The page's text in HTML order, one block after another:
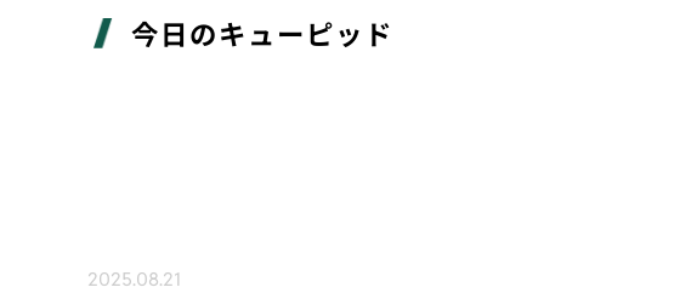
今日のキューピッド
2025.08.21